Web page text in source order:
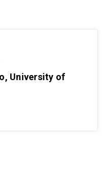
University of